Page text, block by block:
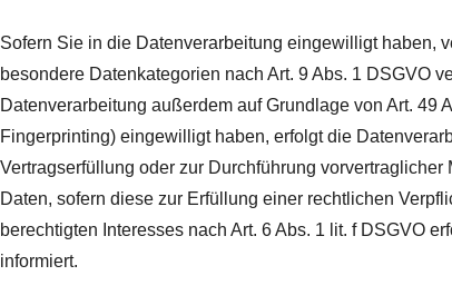
Sofern Sie in die Datenverarbeitung eingewilligt haben,
besondere Datenkategorien nach Art. 9 Abs. 1 DSGVO
Datenverarbeitung außerdem auf Grundlage von Art.
Fingerprinting) eingewilligt haben, erfolgt die
Vertragserfüllung oder zur Durchführung
Daten, sofern diese zur Erfüllung einer rechtlichen
berechtigten Interesses nach Art. 6 Abs. 1 lit. f DSGVO
informiert.